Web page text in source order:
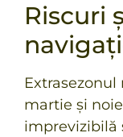
Riscuri
martie și
imprevizibilă